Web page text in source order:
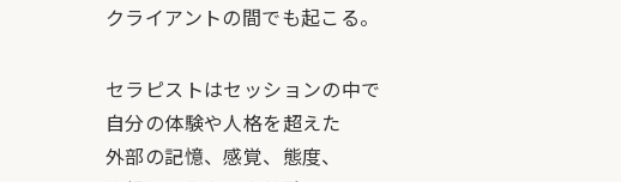
クライアントの間でも起こる。
セラピストはセッションの中で
自分の体験や人格を超えた
外部の記憶、感覚、態度、